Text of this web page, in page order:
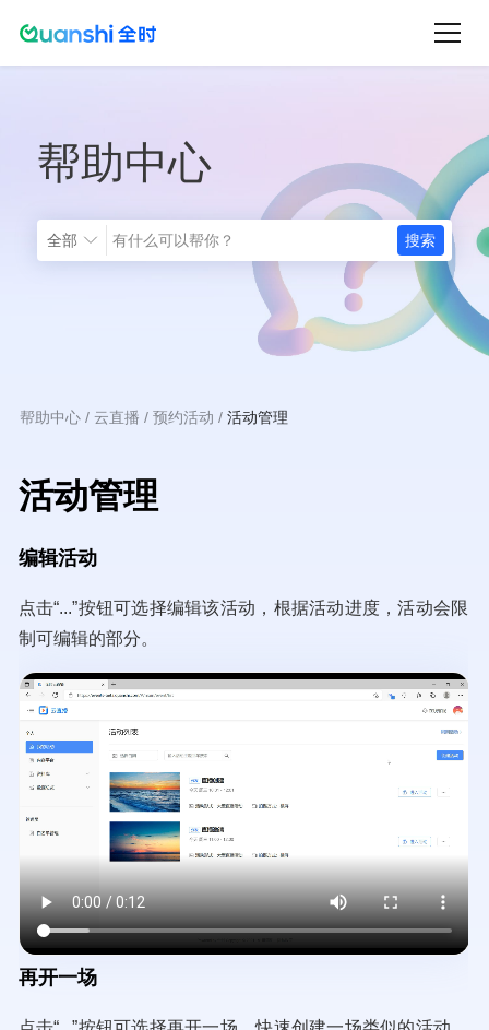
帮助中心
全部
面
帮助中心 云直播 预约活动 活动管理
活动管理
​编辑活动
点击“...”按钮可选择编辑该活动，根据活动进度，活动会限
制可编辑的部分。
Video
file
再开一场